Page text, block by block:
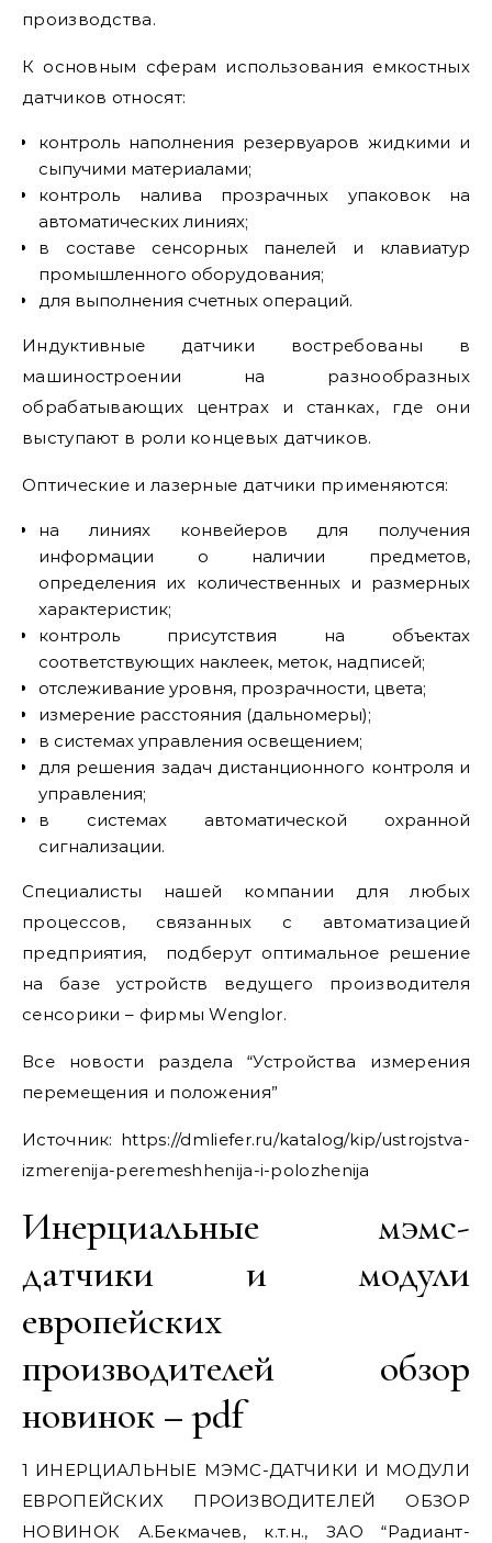
производства.
К основным сферам использования емкостных
датчиков относят:
контроль наполнения резервуаров жидкими и
сыпучими материалами;
контроль налива прозрачных упаковок на
автоматических линиях;
в составе сенсорных панелей и клавиатур
промышленного оборудования;
для выполнения счетных операций.
Индуктивные датчики востребованы в
машиностроении на разнообразных
обрабатывающих центрах и станках, где они
выступают в роли концевых датчиков.
Оптические и лазерные датчики применяются:
на линиях конвейеров для получения
информации о наличии предметов,
определения их количественных и размерных
характеристик;
контроль присутствия на объектах
соответствующих наклеек, меток, надписей;
отслеживание уровня, прозрачности, цвета;
измерение расстояния (дальномеры);
в системах управления освещением;
для решения задач дистанционного контроля и
управления;
в системах автоматической охранной
сигнализации.
Специалисты нашей компании для любых
процессов, связанных с автоматизацией
предприятия, подберут оптимальное решение
на базе устройств ведущего производителя
сенсорики – фирмы Wenglor.
Все новости раздела “Устройства измерения
перемещения и положения”
Источник: https://dmliefer.ru/katalog/kip/ustrojstva-
izmerenija-peremeshhenija-i-polozhenija
Инерциальные мэмс-
датчики и модули
европейских
производителей обзор
новинок – pdf
1 ИНЕРЦИАЛЬНЫЕ МЭМС-ДАТЧИКИ И МОДУЛИ
ЕВРОПЕЙСКИХ ПРОИЗВОДИТЕЛЕЙ ОБЗОР
НОВИНОК А.Бекмачев, к.т.н., ЗАО “Радиант-